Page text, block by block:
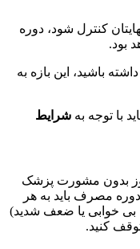
کنترل شود، دوره
بود.
داشته باشید، این بازه به
با توجه به شرایط
بدون مشورت پزشک
مصرف باید به هر
بی خوابی یا ضعف شدید)
کنید.